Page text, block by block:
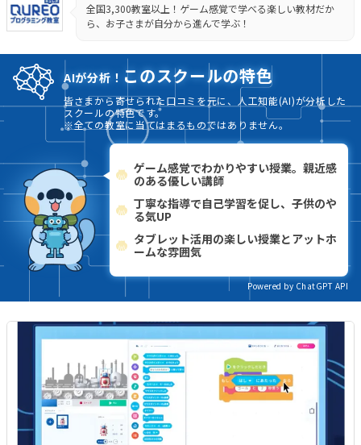
全国3,300教室以上！ゲーム感覚で学べる楽しい教材だか
ら、お子さまが自分から進んで学ぶ！
AIが分析！ このスクールの特色
皆さまから寄せられた口コミを元に、人工知能(AI)が分析した
スクールの特色です。
※全ての教室に当てはまるものではありません。
ゲーム感覚でわかりやすい授業。親近感
のある優しい講師
丁寧な指導で自己学習を促し、子供のや
る気UP
タブレット活用の楽しい授業とアットホ
ームな雰囲気
Powered by ChatGPT API